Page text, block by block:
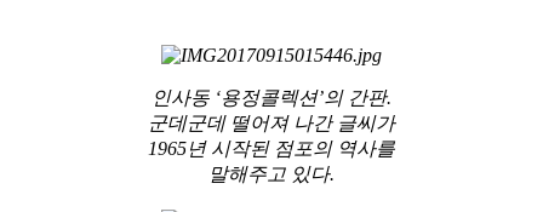
인사동 ‘용정콜렉션’의 간판.
군데군데 떨어져 나간 글씨가
1965년 시작된 점포의 역사를
말해주고 있다.